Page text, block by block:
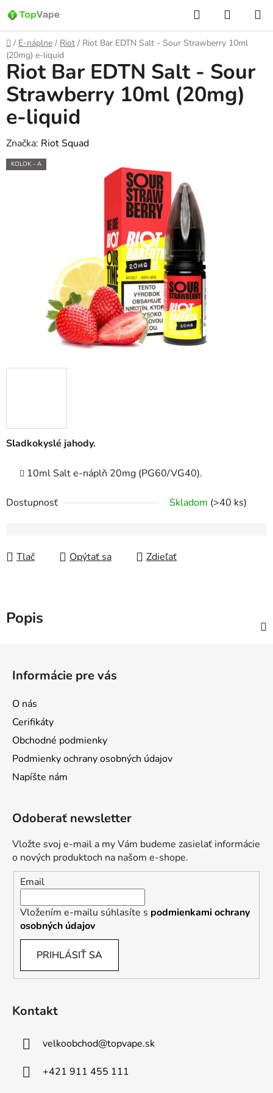
na
obsah
Hľadať
KOŠÍK
Domov
/ E-náplne / Riot / Riot Bar EDTN Salt - Sour Strawberry 10ml
(20mg) e-liquid
Sladkokyslé jahody.
10ml Salt e-náplň 20mg (PG60/VG40).
Dostupnosť Skladom (>40 ks)
Tlač Opýtať sa Zdieľať
Riot Bar EDTN Salt - Sour
Strawberry 10ml (20mg)
e-liquid
Značka: Riot Squad
KOLOK - A
Popis
Informácie pre vás
O nás
Cerifikáty
Obchodné podmienky
Podmienky ochrany osobných údajov
Napíšte nám
Odoberať newsletter
Vložte svoj e-mail a my Vám budeme zasielať informácie
o nových produktoch na našom e-shope.
Email
Vložením e-mailu súhlasíte s podmienkami ochrany
osobných údajov
PRIHLÁSIŤ SA
Kontakt
velkoobchod@topvape.sk
+421 911 455 111